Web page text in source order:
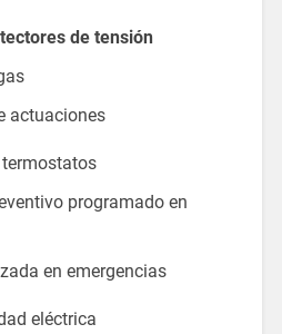
de tensión
actuaciones
programado en
en emergencias
eléctrica